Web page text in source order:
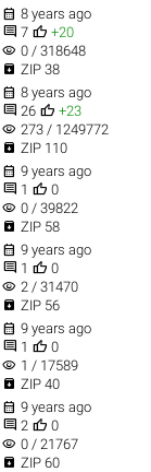
 8 years ago
 7  +20
visibility 0 / 318648
 ZIP 38
 8 years ago
 26  +23
visibility 273 / 1249772
 ZIP 110
 9 years ago
 1  0
visibility 0 / 39822
 ZIP 58
 9 years ago
 1  0
visibility 2 / 31470
 ZIP 56
 9 years ago
 1  0
visibility 1 / 17589
 ZIP 40
 9 years ago
 2  0
visibility 0 / 21767
 ZIP 60